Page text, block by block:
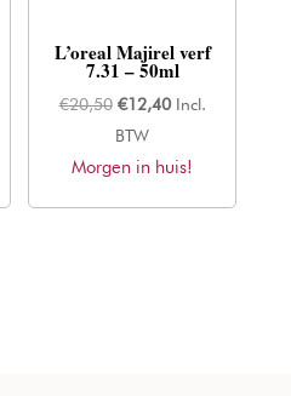
L’oreal Majirel verf
7.31 – 50ml
€20,50 Oorspronkelijke
prijs
was:
€12,40Huidige
is:
Incl.
BTW
Morgen in huis!